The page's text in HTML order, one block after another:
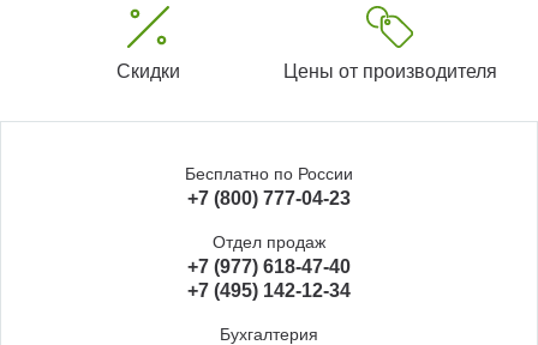
Скидки Цены от производителя
Бесплатно по России
+7 (800) 777-04-23
Отдел продаж
+7 (977) 618-47-40
+7 (495) 142-12-34
Бухгалтерия